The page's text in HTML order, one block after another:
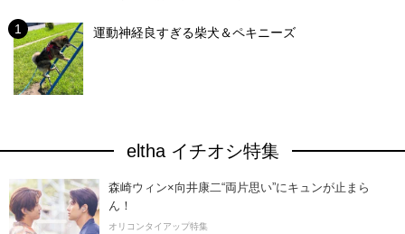
運動神経良すぎる柴犬＆ペキニーズ
eltha イチオシ特集
森崎ウィン×向井康二“両片思い”にキュンが止まら
ん！
オリコンタイアップ特集